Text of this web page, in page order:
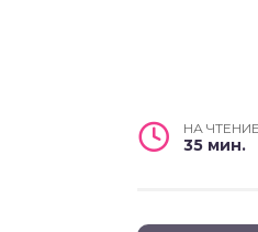
НА ЧТЕНИЕ
35 мин.